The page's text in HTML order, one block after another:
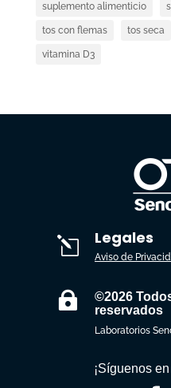
suplemento alimenticio
tos con flemas tos seca
vitamina D3
l Legales
Aviso de

©2026
reservados
Laboratorios
¡Síguenos